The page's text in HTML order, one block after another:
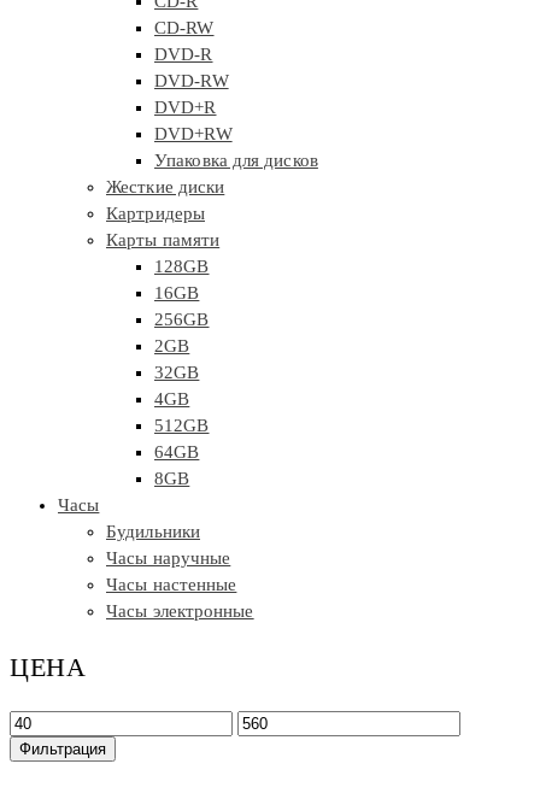
CD-RW
DVD-R
DVD-RW
DVD+R
DVD+RW
Упаковка для дисков
Жесткие диски
Картридеры
Карты памяти
128GB
16GB
256GB
2GB
32GB
4GB
512GB
64GB
8GB
Часы
Будильники
Часы наручные
Часы настенные
Часы электронные
ЦЕНА
Минимальная
цена
Максимальная
цена
Фильтрация